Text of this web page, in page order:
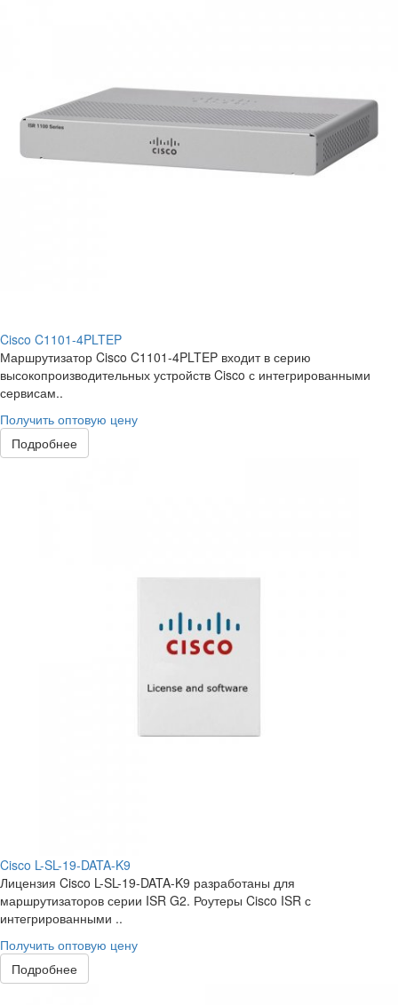
Cisco C1101-4PLTEP
Маршрутизатор Cisco C1101-4PLTEP входит в серию
высокопроизводительных устройств Cisco с интегрированными
сервисам..
Получить оптовую цену
Подробнее
Cisco L-SL-19-DATA-K9
Лицензия Cisco L-SL-19-DATA-K9 разработаны для
маршрутизаторов серии ISR G2. Роутеры Cisco ISR с
интегрированными ..
Получить оптовую цену
Подробнее